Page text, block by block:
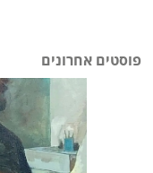
פוסטים אחרונים